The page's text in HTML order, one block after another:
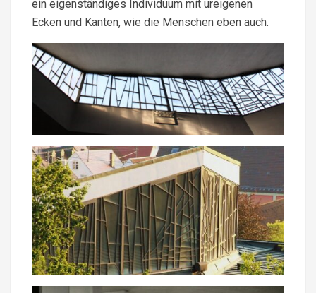
ein eigenständiges Individuum mit ureigenen
Ecken und Kanten, wie die Menschen eben auch.